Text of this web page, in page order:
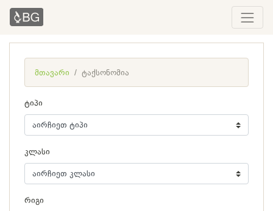
მთავარი ტაქსონომია
ტიპი
კლასი
რიგი